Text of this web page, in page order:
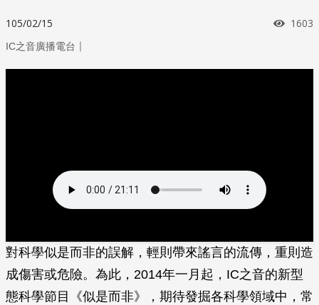
105/02/15 瀏覽
1603
IC之音廣播電台 ｜
對科學似是而非的誤解，輕則帶來謠言的流傳，重則造
成傷害或危險。為此，2014年一月起，IC之音的新型
態科學節目《似是而非》，期待發掘各科學領域中，常